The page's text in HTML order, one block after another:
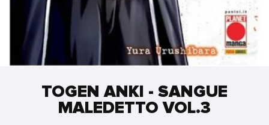
TOGEN ANKI - SANGUE
MALEDETTO VOL.3